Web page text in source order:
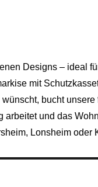
Designs – ideal
mit
bucht
arbeitet und das
, Lonsheim oder